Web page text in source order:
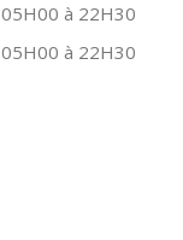
05H00 à 22H30
05H00 à 22H30